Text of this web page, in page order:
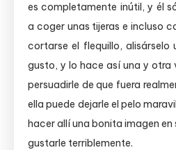
es completamente inútil, y él
a coger unas tijeras e incluso
cortarse el flequillo, alisárselo
gusto, y lo hace así una y otra
persuadirle de que fuera
ella puede dejarle el pelo
hacer allí una bonita imagen en
gustarle terriblemente.